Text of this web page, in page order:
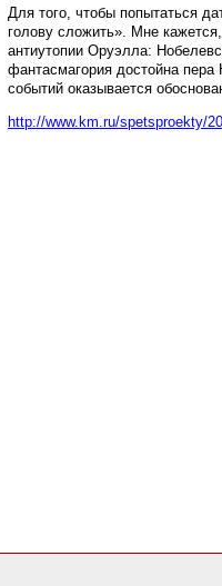
Для того, чтобы попытаться
голову сложить». Мне
антиутопии Оруэлла:
фантасмагория достойна
событий оказывается
http://www.km.ru/spetsproekty/